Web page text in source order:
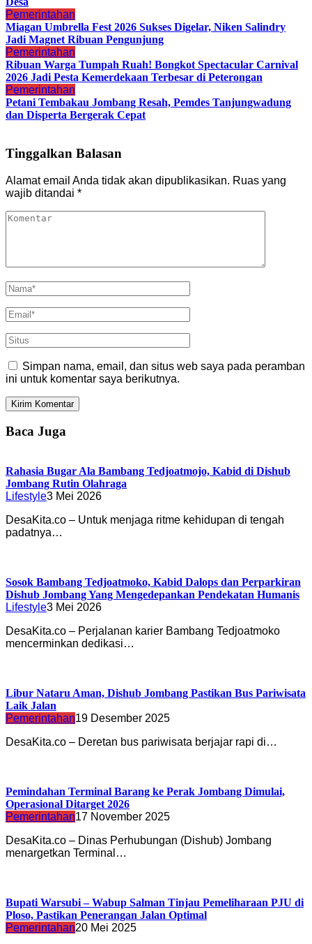
Pemerintahan
Miagan Umbrella Fest 2026 Sukses Digelar, Niken Salindry
Jadi Magnet Ribuan Pengunjung
Pemerintahan
Ribuan Warga Tumpah Ruah! Bongkot Spectacular Carnival
2026 Jadi Pesta Kemerdekaan Terbesar di Peterongan
Pemerintahan
Petani Tembakau Jombang Resah, Pemdes Tanjungwadung
dan Disperta Bergerak Cepat
Tinggalkan Balasan
Alamat email Anda tidak akan dipublikasikan. Ruas yang
wajib ditandai *
Simpan nama, email, dan situs web saya pada peramban
ini untuk komentar saya berikutnya.
Baca Juga
Rahasia Bugar Ala Bambang Tedjoatmojo, Kabid di Dishub
Jombang Rutin Olahraga
Lifestyle3 Mei 2026
DesaKita.co – Untuk menjaga ritme kehidupan di tengah
padatnya…
Sosok Bambang Tedjoatmoko, Kabid Dalops dan Perparkiran
Dishub Jombang Yang Mengedepankan Pendekatan Humanis
Lifestyle3 Mei 2026
DesaKita.co – Perjalanan karier Bambang Tedjoatmoko
mencerminkan dedikasi…
Libur Nataru Aman, Dishub Jombang Pastikan Bus Pariwisata
Laik Jalan
Pemerintahan19 Desember 2025
DesaKita.co – Deretan bus pariwisata berjajar rapi di…
Pemindahan Terminal Barang ke Perak Jombang Dimulai,
Operasional Ditarget 2026
Pemerintahan17 November 2025
DesaKita.co – Dinas Perhubungan (Dishub) Jombang
menargetkan Terminal…
Bupati Warsubi – Wabup Salman Tinjau Pemeliharaan PJU di
Ploso, Pastikan Penerangan Jalan Optimal
Pemerintahan20 Mei 2025